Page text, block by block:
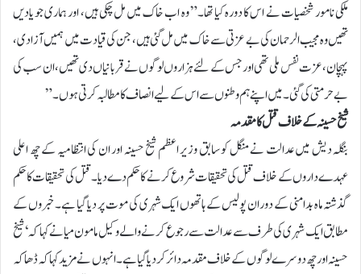
ملکی نامور شخصیات نے اس کا دورہ کیا تھا۔” وہ اب خاک میں مل چکی ہیں، اور ہماری جو یادیں
تھیں وہ مجیب الرحمان کی بے عزتی سے خاک میں مل گئی ہیں، جن کی قیادت میں ہمیں آزادی،
پہچان، عزت نفس ملی تھی اورجس کے لئے ہزاروں لوگوں نے قربانیاں دی تھیں، ان سب کی
بے حرمتی کی گئی۔ میں اپنے ہم وطنوں سے اس کے لیے انصاف کا مطالبہ کرتی ہوں۔”
شیخ حسینہ کے خلاف قتل کا مقدمہ
بنگلہ دیش میں عدالت نے منگل کو سابق وزیر اعظم شیخ حسینہ اور ان کی انتظامیہ کے چھ اعلی
عہدے داروں کے خلاف قتل کی تحقیقات شروع کرنے کا حکم دے دیا۔قتل کی تحقیقات کا حکم
گذشتہ ماہ بدامنی کے دوران پولیس کے ہاتھوں ایک شہری کی موت پر دیا گیا ہے۔ خبروں کے
مطابق ایک شہری کی طرف سے عدالت سے رجوع کرنے والے وکیل مامون میا نے کہا کہ ‘شیخ
حسینہ اور چھ دوسرے لوگوں کے خلاف مقدمہ دائر کر دیا گیا ہے۔ انہوں نے مزید کہا کہ ڈھاکہ